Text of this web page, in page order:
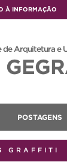
À INFORMAÇÃO
de Arquitetura e
POSTAGENS
GRAFFITI